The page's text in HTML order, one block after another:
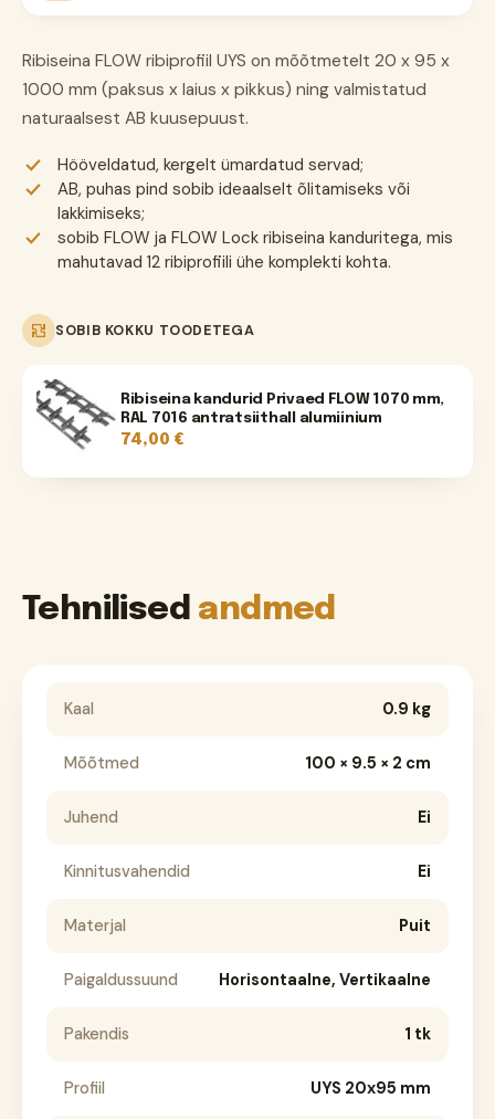
Ribiseina FLOW ribiprofiil UYS on mõõtmetelt 20 x 95 x
1000 mm (paksus x laius x pikkus) ning valmistatud
naturaalsest AB kuusepuust.
Hööveldatud, kergelt ümardatud servad;
AB, puhas pind sobib ideaalselt õlitamiseks või
lakkimiseks;
sobib FLOW ja FLOW Lock ribiseina kanduritega, mis
mahutavad 12 ribiprofiili ühe komplekti kohta.
SOBIB KOKKU TOODETEGA
Ribiseina kandurid Privaed FLOW 1070 mm,
RAL 7016 antratsiithall alumiinium
74,00 €
Tehnilised andmed
Kaal 0.9 kg
Mõõtmed 100 × 9.5 × 2 cm
Juhend Ei
Kinnitusvahendid Ei
Materjal Puit
Paigaldussuund Horisontaalne, Vertikaalne
Pakendis 1 tk
Profiil UYS 20x95 mm